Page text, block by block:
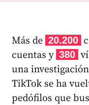
Más de 20.200
cuentas y 380
una
TikTok se ha
pedófilos que